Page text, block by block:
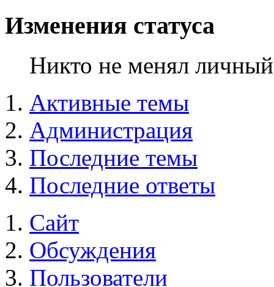
Изменения статуса
Никто не менял личный
Активные темы
Администрация
Последние темы
Последние ответы
Сайт
Обсуждения
Пользователи